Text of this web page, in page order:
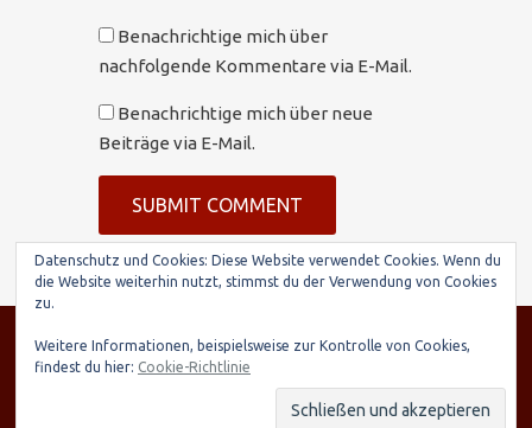
Benachrichtige mich über
nachfolgende Kommentare via E-Mail.
Benachrichtige mich über neue
Beiträge via E-Mail.
Datenschutz und Cookies: Diese Website verwendet Cookies. Wenn du
die Website weiterhin nutzt, stimmst du der Verwendung von Cookies
zu.
Weitere Informationen, beispielsweise zur Kontrolle von Cookies,
findest du hier: Cookie-Richtlinie
© SARIRY Deutschland e.V., Seltenhornstr. 21,
84559 Kraiburg | Spendenkonto: Raiffeisenbank
9568 0000 7248 15, BIC: GENODEF1TAE